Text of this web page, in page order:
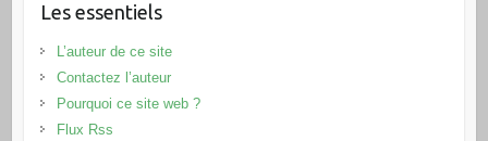
Les essentiels
L’auteur de ce site
Contactez l’auteur
Pourquoi ce site web ?
Flux Rss